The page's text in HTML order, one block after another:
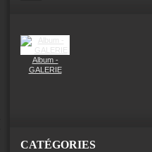
Album -
GALERIE
CATÉGORIES